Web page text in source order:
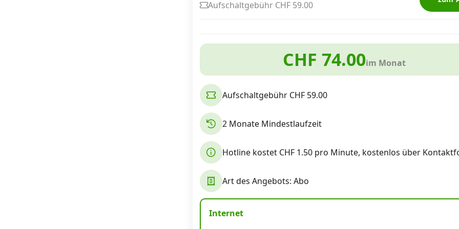
Aufschaltgebühr CHF 59.00
CHF 74.00im Monat
Aufschaltgebühr CHF 59.00
2 Monate Mindestlaufzeit
Hotline kostet CHF 1.50 pro Minute, kostenlos über
Art des Angebots: Abo
Internet